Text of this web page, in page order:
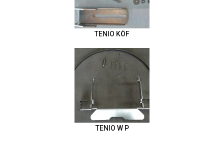
TENIO KÖF
TENIO W P